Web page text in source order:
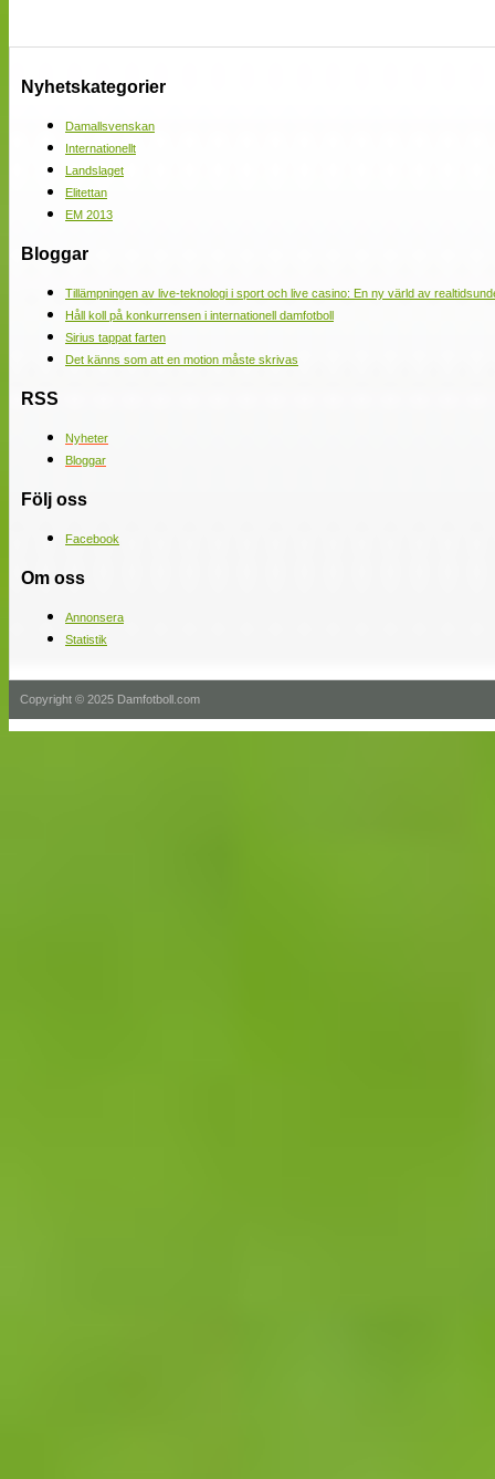
Nyhetskategorier
Damallsvenskan
Internationellt
Landslaget
Elitettan
EM 2013
Bloggar
Tillämpningen av live-teknologi i sport och live casino: En ny värld av
Håll koll på konkurrensen i internationell damfotboll
Sirius tappat farten
Det känns som att en motion måste skrivas
RSS
Nyheter
Bloggar
Följ oss
Facebook
Om oss
Annonsera
Statistik
Copyright © 2025 Damfotboll.com